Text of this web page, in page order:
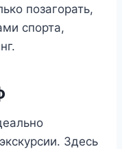
позагорать,
спорта,
Здесь